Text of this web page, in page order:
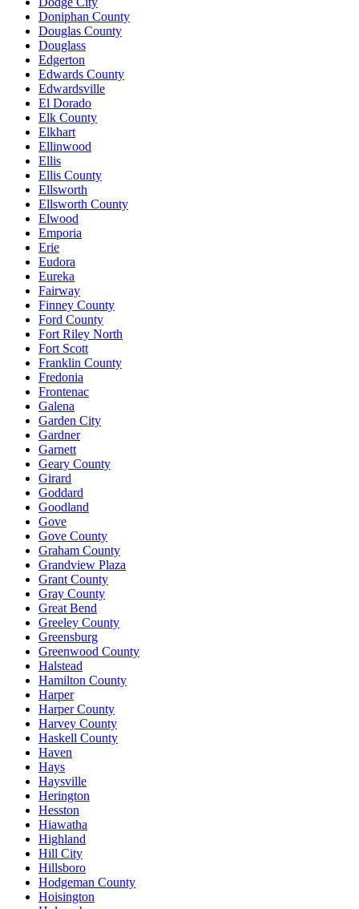
Doniphan County
Douglas County
Douglass
Edgerton
Edwards County
Edwardsville
El Dorado
Elk County
Elkhart
Ellinwood
Ellis
Ellis County
Ellsworth
Ellsworth County
Elwood
Emporia
Erie
Eudora
Eureka
Fairway
Finney County
Ford County
Fort Riley North
Fort Scott
Franklin County
Fredonia
Frontenac
Galena
Garden City
Gardner
Garnett
Geary County
Girard
Goddard
Goodland
Gove
Gove County
Graham County
Grandview Plaza
Grant County
Gray County
Great Bend
Greeley County
Greensburg
Greenwood County
Halstead
Hamilton County
Harper
Harper County
Harvey County
Haskell County
Haven
Hays
Haysville
Herington
Hesston
Hiawatha
Highland
Hill City
Hillsboro
Hodgeman County
Hoisington